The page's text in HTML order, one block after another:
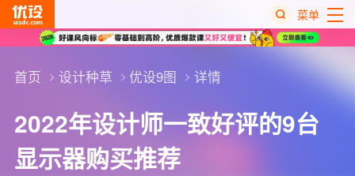
菜单
首页 设计种草 优设9图 详情
2022年设计师一致好评的9台
显示器购买推荐
榜